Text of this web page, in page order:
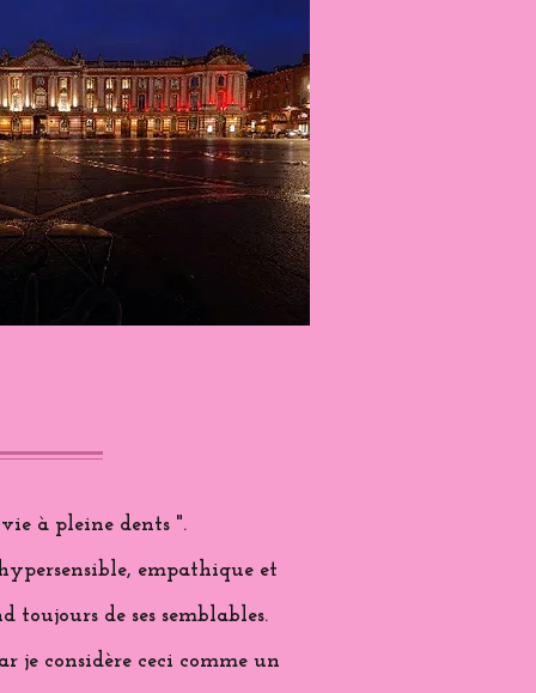
à pleine dents ".
empathique et
de ses semblables.
je considère ceci comme un